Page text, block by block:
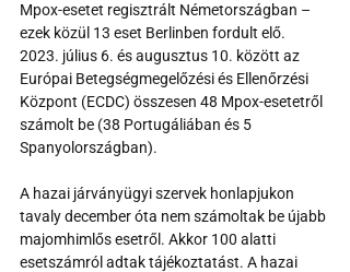
Mpox-esetet regisztrált Németországban –
ezek közül 13 eset Berlinben fordult elő.
2023. július 6. és augusztus 10. között az
Európai Betegségmegelőzési és Ellenőrzési
Központ (ECDC) összesen 48 Mpox-esetetről
számolt be (38 Portugáliában és 5
Spanyolországban).
A hazai járványügyi szervek honlapjukon
tavaly december óta nem számoltak be újabb
majomhimlős esetről. Akkor 100 alatti
esetszámról adtak tájékoztatást. A hazai